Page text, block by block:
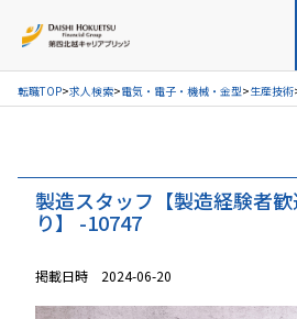
お問い合せ
転職TOP 求人検索 電気・電子・機械・金型 生産技術
製造スタッフ【製造経験者
り】 -10747
掲載日時 2024-06-20